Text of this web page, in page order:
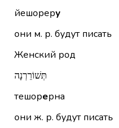
йешореру
они м. р. будут писать
Женский род
תְּשׁוֹרֵרְנָה
тешорерна
они ж. р. будут писать